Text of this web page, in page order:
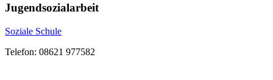
Jugendsozialarbeit
Soziale Schule
Telefon: 08621 977582